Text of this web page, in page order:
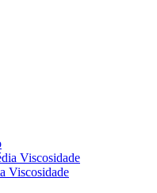
Viscosidade
Viscosidade